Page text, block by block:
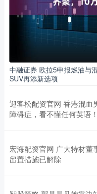
中融证券 欧拉5申报燃油与
SUV再添新选项
迎客松配资官网 香港混血
障碍症，看不懂任何英语！
宏海配资官网 广大特材董
留置措施已解除